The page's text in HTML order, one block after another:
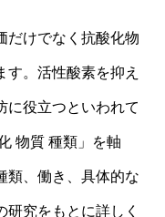
だけでなく抗酸化物
す。活性酸素を抑え
に役立つといわれて
物質 種類」を軸
類、働き、具体的な
究をもとに詳しく